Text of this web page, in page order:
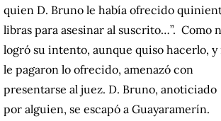
quien D. Bruno le había ofrecido
libras para asesinar al suscrito…”. Como
logró su intento, aunque quiso hacerlo, y
le pagaron lo ofrecido, amenazó con
presentarse al juez. D. Bruno, anoticiado
por alguien, se escapó a Guayaramerín.